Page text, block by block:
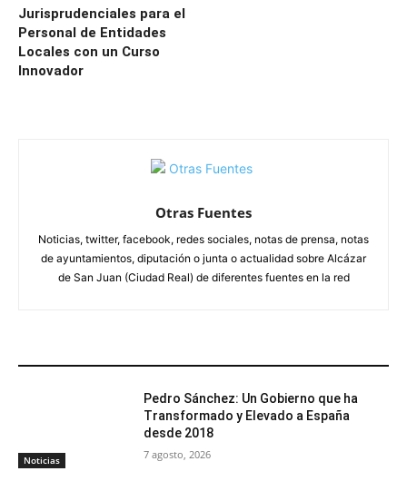
Jurisprudenciales para el
Personal de Entidades
Locales con un Curso
Innovador
Otras Fuentes
Noticias, twitter, facebook, redes sociales, notas de prensa, notas
de ayuntamientos, diputación o junta o actualidad sobre Alcázar
de San Juan (Ciudad Real) de diferentes fuentes en la red
Noticias
Pedro Sánchez: Un Gobierno que ha
Transformado y Elevado a España
desde 2018
7 agosto, 2026